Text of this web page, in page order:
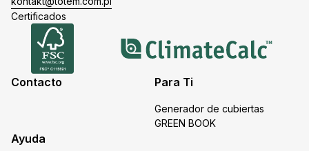
Certificados
Contacto Para Ti
Generador de cubiertas
GREEN BOOK
Ayuda